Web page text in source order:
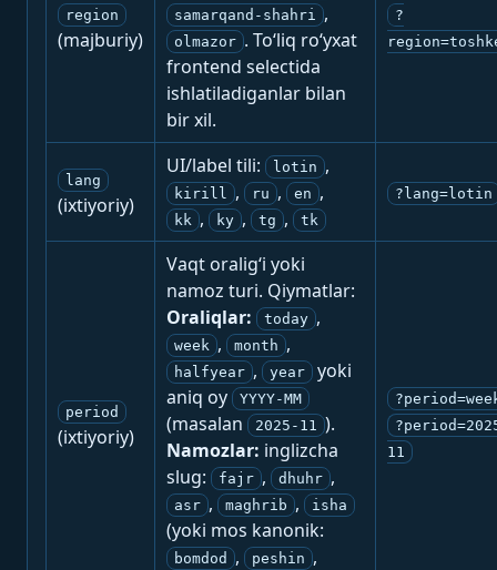
region
(majburiy)
samarqand-shahri ,
olmazor . To‘liq ro‘yxat
frontend selectida
ishlatiladiganlar bilan
bir xil.
?
lang
(ixtiyoriy)
UI/label tili: lotin ,
kirill , ru , en ,
kk , ky , tg , tk
?lang=lotin
period
(ixtiyoriy)
Vaqt oralig‘i yoki
namoz turi. Qiymatlar:
Oraliqlar:
today ,
week , month ,
halfyear , year
yoki
aniq oy
YYYY-MM
(masalan 2025-11 ).
Namozlar: inglizcha
slug:
fajr , dhuhr ,
asr , maghrib , isha
(yoki mos kanonik:
bomdod , peshin ,
11